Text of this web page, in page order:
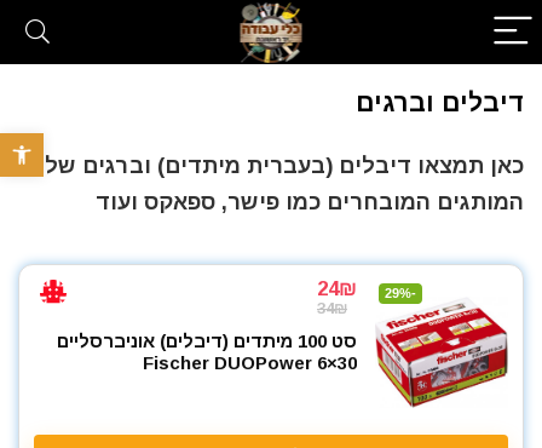
פתח
דיבלים וברגים
כאן תמצאו דיבלים (בעברית מיתדים) וברגים של
המותגים המובחרים כמו פישר, ספאקס ועוד
-29%
24₪
34₪
סט 100 מיתדים (דיבלים) אוניברסליים
Fischer DUOPower 6×30